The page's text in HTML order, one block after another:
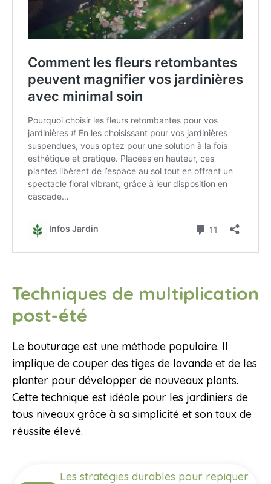
Techniques de multiplication
post-été
Le bouturage est une méthode populaire. Il
implique de couper des tiges de lavande et de les
planter pour développer de nouveaux plants.
Cette technique est idéale pour les jardiniers de
tous niveaux grâce à sa simplicité et son taux de
réussite élevé.
Les stratégies durables pour repiquer